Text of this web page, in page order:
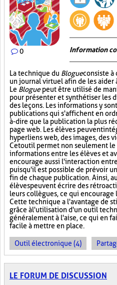
0 Information
La technique du Blogueconsiste à
un journal virtuel afin de les aider
Le Bloguepeut être utilisé de
pour présenter et synthétiser les
des leçons. Les informations y
publications qui s'affichent en
à-dire que la publication la plus
page web. Les élèves peuvent
hyperliens web, des images, des
Cet outil permet non seulement
informations entre les élèves et
encourage aussi l'interaction
puisqu'il est possible de prévoir
fin de chaque publication. Ainsi,
élèves peuvent écrire des
leurs collègues, ce qui
Cette technique a l'avantage de
grâce à l'utilisation d'un outil
généralement à l'aise, ce qui en
facile à mettre en place.
Outil électronique (4)
LE FORUM DE DISCUSSION